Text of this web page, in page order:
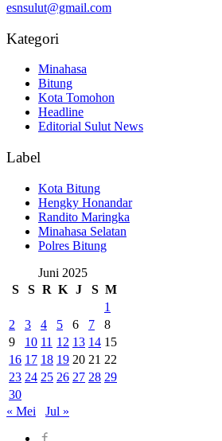
esnsulut@gmail.com
Kategori
Minahasa
Bitung
Kota Tomohon
Headline
Editorial Sulut News
Label
Kota Bitung
Hengky Honandar
Randito Maringka
Minahasa Selatan
Polres Bitung
Juni 2025
S
S R K J S M
1
2
3 4 5 6 7
8
9
10 11 12 13 14 15
16 17 18 19 20 21 22
23 24 25 26 27 28 29
30
« Mei
Jul »